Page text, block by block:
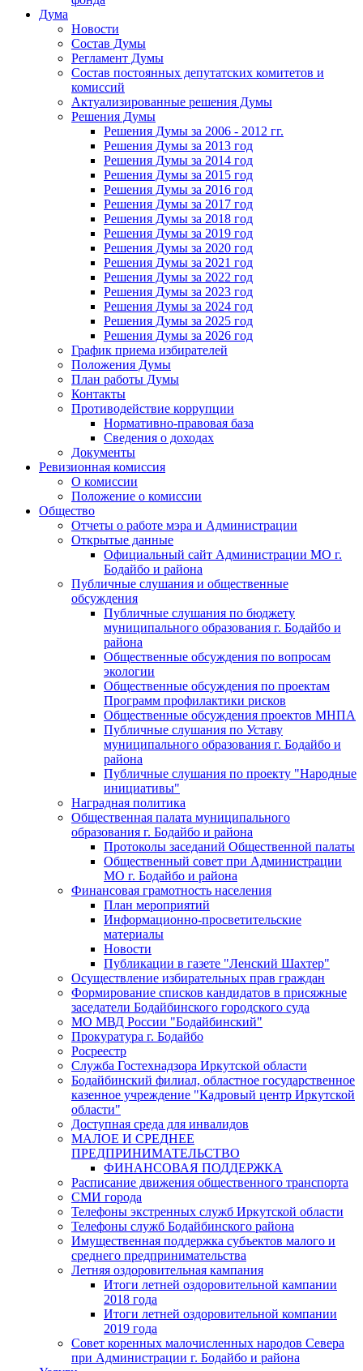
Дума
Новости
Состав Думы
Регламент Думы
Состав постоянных депутатских комитетов и
комиссий
Актуализированные решения Думы
Решения Думы
Решения Думы за 2006 - 2012 гг.
Решения Думы за 2013 год
Решения Думы за 2014 год
Решения Думы за 2015 год
Решения Думы за 2016 год
Решения Думы за 2017 год
Решения Думы за 2018 год
Решения Думы за 2019 год
Решения Думы за 2020 год
Решения Думы за 2021 год
Решения Думы за 2022 год
Решения Думы за 2023 год
Решения Думы за 2024 год
Решения Думы за 2025 год
Решения Думы за 2026 год
График приема избирателей
Положения Думы
План работы Думы
Контакты
Противодействие коррупции
Нормативно-правовая база
Сведения о доходах
Документы
Ревизионная комиссия
О комиссии
Положение о комиссии
Общество
Отчеты о работе мэра и Администрации
Открытые данные
Официальный сайт Администрации МО г.
Бодайбо и района
Публичные слушания и общественные
обсуждения
Публичные слушания по бюджету
муниципального образования г. Бодайбо и
района
Общественные обсуждения по вопросам
экологии
Общественные обсуждения по проектам
Программ профилактики рисков
Общественные обсуждения проектов МНПА
Публичные слушания по Уставу
муниципального образования г. Бодайбо и
района
Публичные слушания по проекту "Народные
инициативы"
Наградная политика
Общественная палата муниципального
образования г. Бодайбо и района
Протоколы заседаний Общественной палаты
Общественный совет при Администрации
МО г. Бодайбо и района
Финансовая грамотность населения
План мероприятий
Информационно-просветительские
материалы
Новости
Публикации в газете "Ленский Шахтер"
Осуществление избирательных прав граждан
Формирование списков кандидатов в присяжные
заседатели Бодайбинского городского суда
МО МВД России "Бодайбинский"
Прокуратура г. Бодайбо
Росреестр
Служба Гостехнадзора Иркутской области
Бодайбинский филиал, областное государственное
казенное учреждение "Кадровый центр Иркутской
области"
Доступная среда для инвалидов
МАЛОЕ И СРЕДНЕЕ
ПРЕДПРИНИМАТЕЛЬСТВО
ФИНАНСОВАЯ ПОДДЕРЖКА
Расписание движения общественного транспорта
СМИ города
Телефоны экстренных служб Иркутской области
Телефоны служб Бодайбинского района
Имущественная поддержка субъектов малого и
среднего предпринимательства
Летняя оздоровительная кампания
Итоги летней оздоровительной кампании
2018 года
Итоги летней оздоровительной компании
2019 года
Совет коренных малочисленных народов Севера
при Администрации г. Бодайбо и района